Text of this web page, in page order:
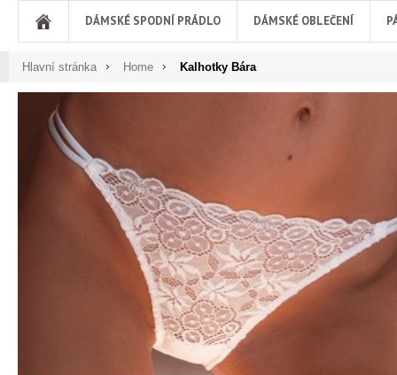
DÁMSKÉ SPODNÍ PRÁDLO DÁMSKÉ OBLEČENÍ
Hlavní stránka Home Kalhotky Bára